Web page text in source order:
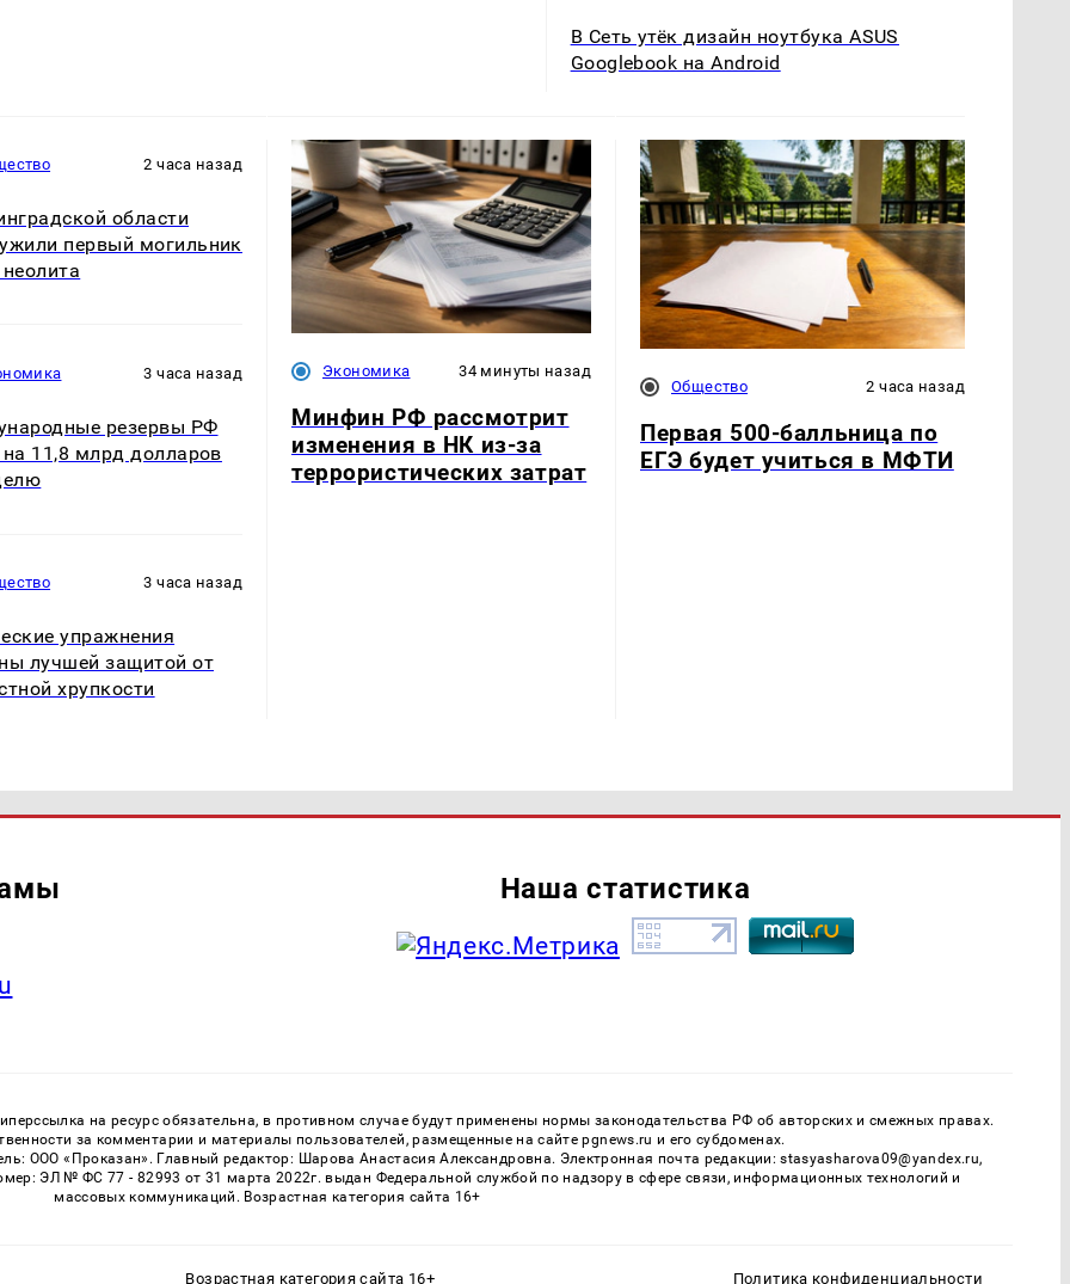
В Сеть утёк дизайн ноутбука ASUS
Googlebook на Android
2 часа назад
области
первый могильник
3 часа назад
резервы РФ
на 11,8 млрд долларов
3 часа назад
упражнения
лучшей защитой от
хрупкости
Экономика 34 минуты назад
Минфин РФ рассмотрит
изменения в НК из-за
террористических затрат
Общество 2 часа назад
Первая 500-балльница по
ЕГЭ будет учиться в МФТИ
Наша статистика
на ресурс обязательна, в противном случае будут применены нормы законодательства РФ об авторских и смежных правах.
за комментарии и материалы пользователей, размещенные на сайте pgnews.ru и его субдоменах.
ООО «Проказан». Главный редактор: Шарова Анастасия Александровна. Электронная почта редакции: stasyasharova09@yandex.ru,
ЭЛ № ФС 77 - 82993 от 31 марта 2022г. выдан Федеральной службой по надзору в сфере связи, информационных технологий и
массовых коммуникаций. Возрастная категория сайта 16+
Возрастная категория сайта 16+ Политика конфиденциальности